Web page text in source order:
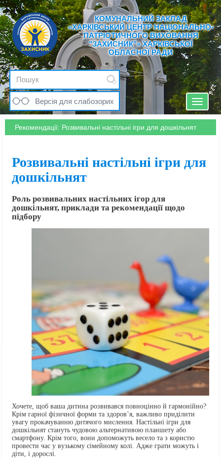
КОМУНАЛЬНИЙ ЗАКЛАД
«ХАРКІВСЬКИЙ ЦЕНТР НАЦІОНАЛЬНО-
ПАТРІОТИЧНОГО ВИХОВАННЯ
"ЗАХИСНИК"» ХАРКІВСЬКОЇ
ОБЛАСНОЇ РАДИ
Версія для слабозорих
Toggle
Рекомендації: Розвивальні настільні ігри для дошкільнят
Розвивальні настільні ігри для
дошкільнят
Роль розвивальних настільних ігор для
дошкільнят, приклади та рекомендації щодо
підбору
Хочете, щоб ваша дитина розвивався повноцінно й гармонійно?
Крім гарної фізичної форми та здоров’я, важливо приділити
увагу прокачуванню дитячого мислення. Настільні ігри для
дошкільнят стануть чудовою альтернативою планшету або
смартфону. Крім того, вони допоможуть весело та з користю
провести час у вузькому сімейному колі. Адже грати можуть і
діти, і дорослі.